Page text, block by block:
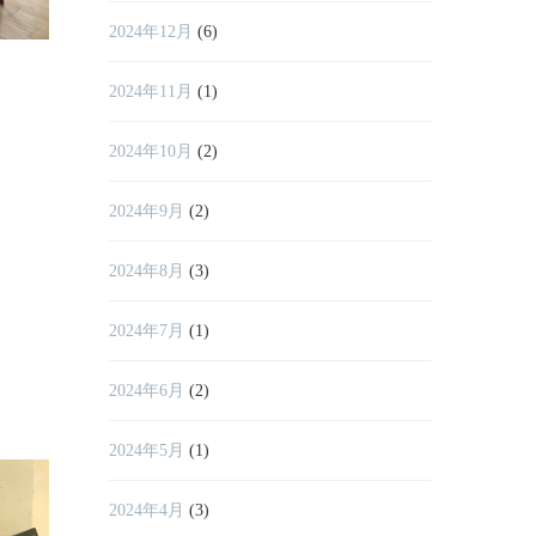
2024年12月 (6)
2024年11月 (1)
2024年10月 (2)
2024年9月 (2)
2024年8月 (3)
2024年7月 (1)
2024年6月 (2)
2024年5月 (1)
2024年4月 (3)